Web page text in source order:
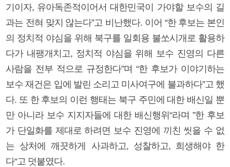
기이자, 유아독존적이어서 대한민국이 가야할 보수의 길
과는 전혀 맞지 않는다”고 비난했다. 이어 “한 후보는 본인
의 정치적 야심을 위해 북구를 일회용 불쏘시개로 활용하
다가 내팽개치고, 정치적 야심을 위해 보수 진영의 다른
사람을 전부 적으로 규정한다”며 “한 후보가 이야기하는
보수 재건은 입에 발린 소리고 미사여구에 불과하다”고 했
다. 또 한 후보의 이런 행태는 북구 주민에 대한 배신일 뿐
만 아니라 보수 지지자들에 대한 배신행위“라며 ”한 후보
가 단일화를 제대로 하려면 보수 진영에 끼친 씻을 수 없
는 상처에 깨끗하게 사과하고, 성찰하고, 희생해야 한
다“고 덧붙였다.